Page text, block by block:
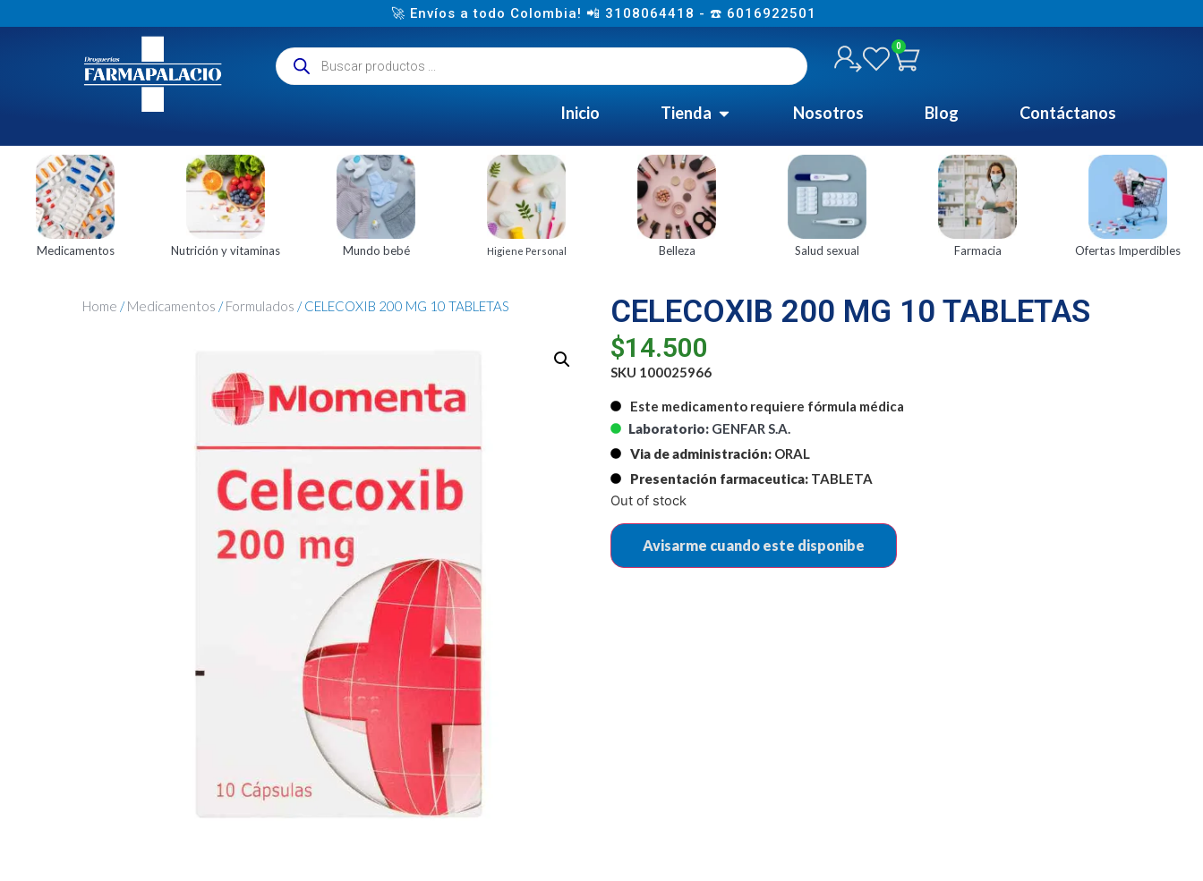
🚀 Envíos a todo Colombia! 📲 3108064418 - ☎️ 6016922501
0
Inicio Tienda Nosotros Blog Contáctanos
Medicamentos Nutrición y vitaminas Mundo bebé Higiene Personal Belleza Salud sexual Farmacia Ofertas Imperdibles
Home /Medicamentos /Formulados / CELECOXIB 200 MG 10 TABLETAS CELECOXIB 200 MG 10 TABLETAS
$14.500
SKU 100025966
Este medicamento requiere fórmula médica
Laboratorio: GENFAR S.A.
Via de administración: ORAL
Presentación farmaceutica: TABLETA
Out of stock